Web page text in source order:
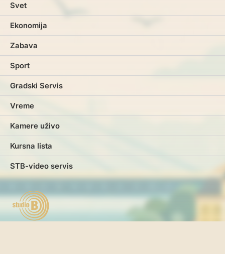
Svet
Ekonomija
Zabava
Sport
Gradski Servis
Vreme
Kamere uživo
Kursna lista
STB-video servis